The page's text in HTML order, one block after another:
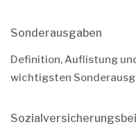
Sonderausgaben
Definition, Auflistung
wichtigsten